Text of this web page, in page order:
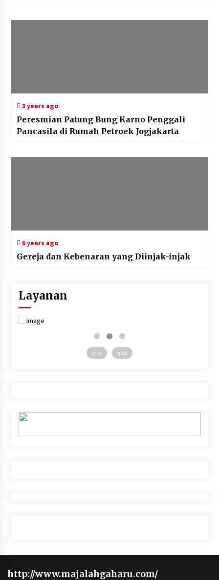
3 years ago
Peresmian Patung Bung Karno Penggali
Pancasila di Rumah Petroek Jogjakarta
6 years ago
Gereja dan Kebenaran yang Diinjak-injak
Layanan
prev next